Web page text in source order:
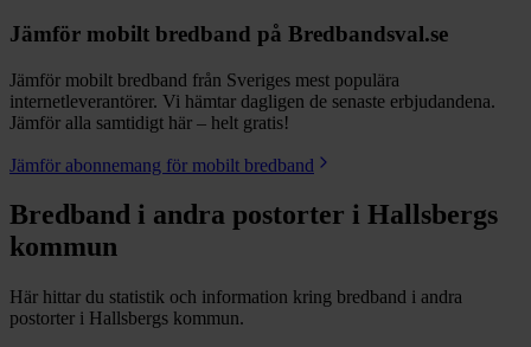
Jämför mobilt bredband på Bredbandsval.se
Jämför mobilt bredband från Sveriges mest populära
internetleverantörer. Vi hämtar dagligen de senaste erbjudandena.
Jämför alla samtidigt här – helt gratis!
Jämför abonnemang för mobilt bredband
Bredband i andra postorter i Hallsbergs
kommun
Här hittar du statistik och information kring bredband i andra
postorter i Hallsbergs kommun.